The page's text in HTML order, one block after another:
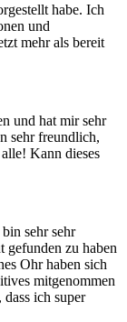
habe. Ich
und
mehr als bereit
und hat mir sehr
sehr freundlich,
Kann dieses
sehr sehr
gefunden zu haben
Ohr haben sich
mitgenommen
ich super